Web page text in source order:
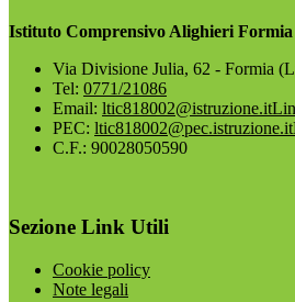
Istituto Comprensivo Alighieri Formia
Via Divisione Julia, 62 - Formia
Tel: 0771/21086
Email: ltic818002@istruzione.it
PEC: ltic818002@pec.istruzione.it
C.F.: 90028050590
Sezione Link Utili
Cookie policy
Note legali